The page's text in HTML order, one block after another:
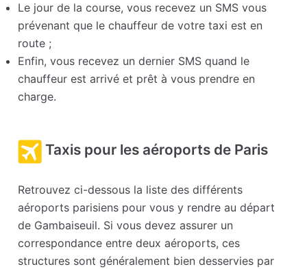
Le jour de la course, vous recevez un SMS vous
prévenant que le chauffeur de votre taxi est en
route ;
Enfin, vous recevez un dernier SMS quand le
chauffeur est arrivé et prêt à vous prendre en
charge.
Taxis pour les aéroports de Paris
Retrouvez ci-dessous la liste des différents
aéroports parisiens pour vous y rendre au départ
de Gambaiseuil. Si vous devez assurer un
correspondance entre deux aéroports, ces
structures sont généralement bien desservies par